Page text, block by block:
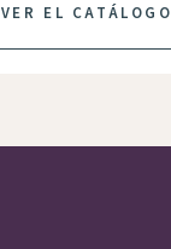
VER EL CATÁLOGO